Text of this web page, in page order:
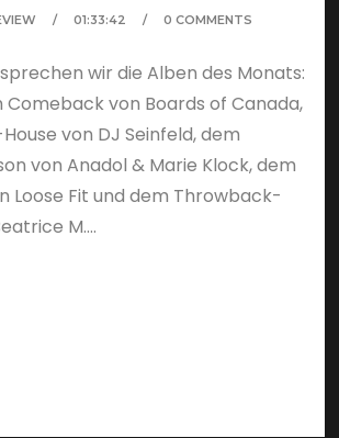
01:33:42 0 COMMENTS
wir die Alben des Monats:
von Boards of Canada,
von DJ Seinfeld, dem
von Anadol & Marie Klock, dem
Loose Fit und dem Throwback-
M....